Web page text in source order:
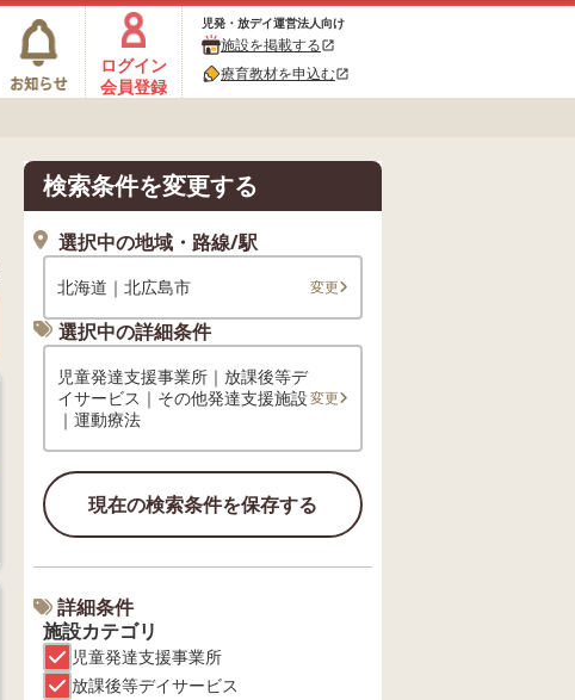
ログイン
会員登録
児発・放デイ運営法人向け
施設を掲載するopen_in_new
療育教材を申込むopen_in_new
検索条件を変更する
選択中の地域・路線/駅
北海道｜北広島市 変更
選択中の詳細条件
児童発達支援事業所｜放課後等デ
イサービス｜その他発達支援施設
｜運動療法
変更
現在の検索条件を保存する
詳細条件
施設カテゴリ
児童発達支援事業所
放課後等デイサービス